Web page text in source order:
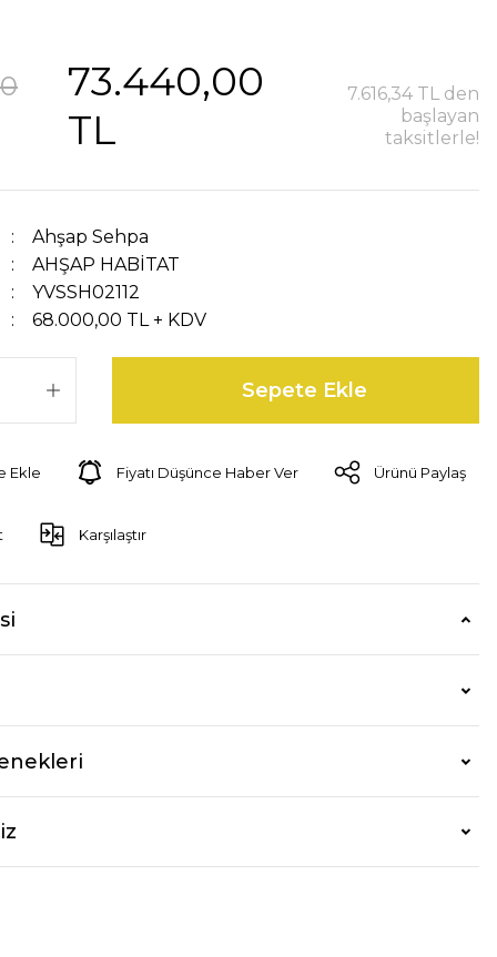
73.440,00
TL
7.616,34 TL den
başlayan
taksitlerle!
Ahşap Sehpa
AHŞAP HABİTAT
YVSSH02112
68.000,00 TL + KDV
Sepete Ekle
Fiyatı Düşünce Haber Ver Ürünü Paylaş
Karşılaştır